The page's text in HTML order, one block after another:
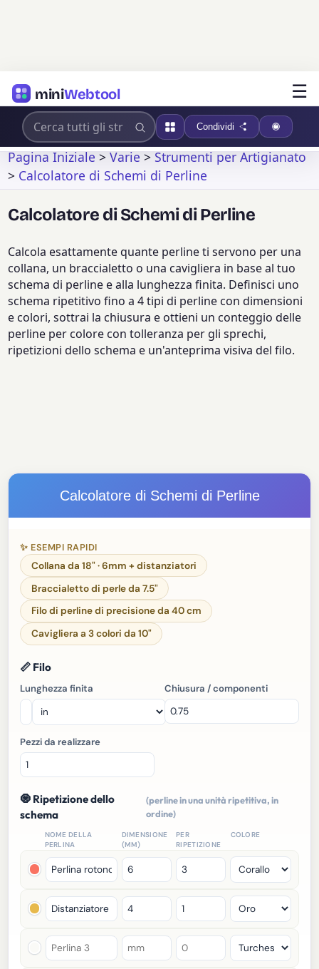
miniWebtool ☰
Condividi
Pagina Iniziale>Varie>Strumenti per Artigianato
> Calcolatore di Schemi di Perline
Calcolatore di Schemi di Perline
Calcola esattamente quante perline ti servono per una
collana, un braccialetto o una cavigliera in base al tuo
schema di perline e alla lunghezza finita. Definisci uno
schema ripetitivo fino a 4 tipi di perline con dimensioni
e colori, sottrai la chiusura e ottieni un conteggio delle
perline per colore con tolleranza per gli sprechi,
ripetizioni dello schema e un'anteprima visiva del filo.
Calcolatore di Schemi di Perline
✨ ESEMPI RAPIDI
Collana da 18" · 6mm + distanziatori
Braccialetto di perle da 7.5"
Filo di perline di precisione da 40 cm
Cavigliera a 3 colori da 10"
📏 Filo
Lunghezza finita Chiusura / componenti
Pezzi da realizzare
🧿 Ripetizione dello
schema
(perline in una unità ripetitiva, in
ordine)
NOME DELLA
PERLINA
DIMENSIONE
(MM)
PER
RIPETIZIONE
COLORE